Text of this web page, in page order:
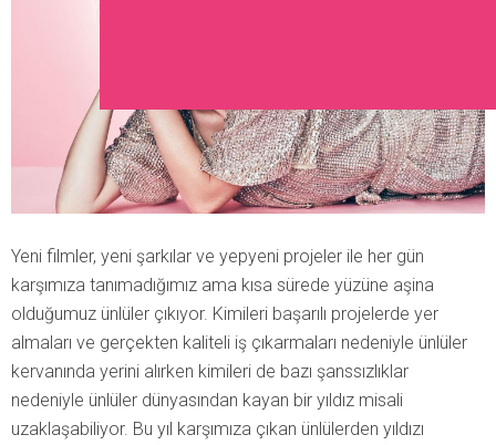
Yeni filmler, yeni şarkılar ve yepyeni projeler ile her gün
karşımıza tanımadığımız ama kısa sürede yüzüne aşina
olduğumuz ünlüler çıkıyor. Kimileri başarılı projelerde yer
almaları ve gerçekten kaliteli iş çıkarmaları nedeniyle ünlüler
kervanında yerini alırken kimileri de bazı şanssızlıklar
nedeniyle ünlüler dünyasından kayan bir yıldız misali
uzaklaşabiliyor. Bu yıl karşımıza çıkan ünlülerden yıldızı